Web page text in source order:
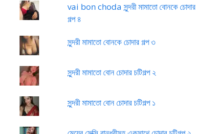
vai bon choda সুন্দরী মামাতো বোনকে চোদার
গল্প ৪
সুন্দরী মামাতো বোনকে চোদার গল্প ৩
সুন্দরী মামাতো বোন চোদার চটিগল্প ২
সুন্দরী মামাতো বোন চোদার চটিগল্প ১